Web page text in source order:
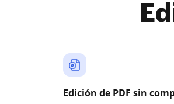
Edición de PDF sin